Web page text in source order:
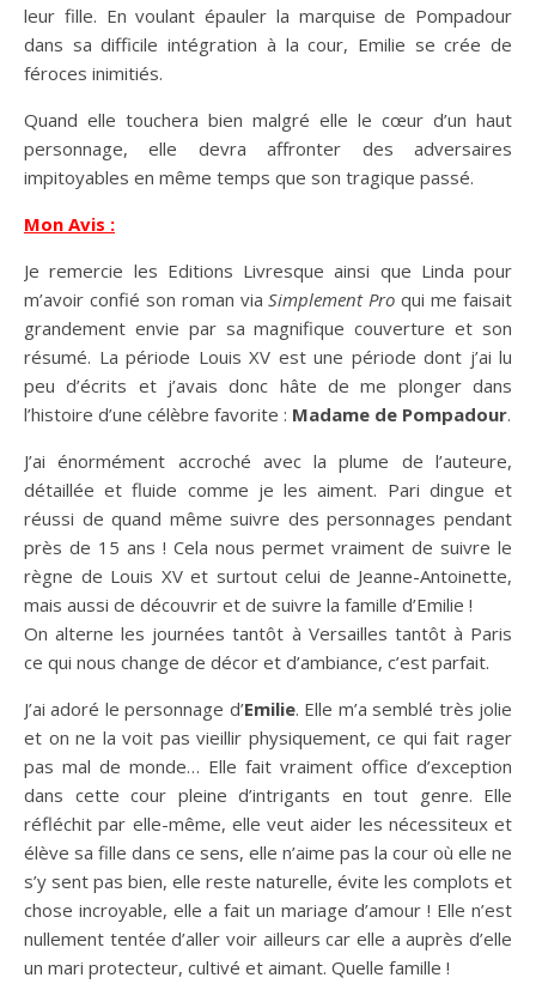
leur fille. En voulant épauler la marquise de Pompadour
dans sa difficile intégration à la cour, Emilie se crée de
féroces inimitiés.
Quand elle touchera bien malgré elle le cœur d’un haut
personnage, elle devra affronter des adversaires
impitoyables en même temps que son tragique passé.
Mon Avis :
Je remercie les Editions Livresque ainsi que Linda pour
m’avoir confié son roman viaSimplement Pro qui me faisait
grandement envie par sa magnifique couverture et son
résumé. La période Louis XV est une période dont j’ai lu
peu d’écrits et j’avais donc hâte de me plonger dans
l’histoire d’une célèbre favorite : Madame de Pompadour.
J’ai énormément accroché avec la plume de l’auteure,
détaillée et fluide comme je les aiment. Pari dingue et
réussi de quand même suivre des personnages pendant
près de 15 ans ! Cela nous permet vraiment de suivre le
règne de Louis XV et surtout celui de Jeanne-Antoinette,
mais aussi de découvrir et de suivre la famille d’Emilie !
On alterne les journées tantôt à Versailles tantôt à Paris
ce qui nous change de décor et d’ambiance, c’est parfait.
J’ai adoré le personnage d’Emilie. Elle m’a semblé très jolie
et on ne la voit pas vieillir physiquement, ce qui fait rager
pas mal de monde… Elle fait vraiment office d’exception
dans cette cour pleine d’intrigants en tout genre. Elle
réfléchit par elle-même, elle veut aider les nécessiteux et
élève sa fille dans ce sens, elle n’aime pas la cour où elle ne
s’y sent pas bien, elle reste naturelle, évite les complots et
chose incroyable, elle a fait un mariage d’amour ! Elle n’est
nullement tentée d’aller voir ailleurs car elle a auprès d’elle
un mari protecteur, cultivé et aimant. Quelle famille !